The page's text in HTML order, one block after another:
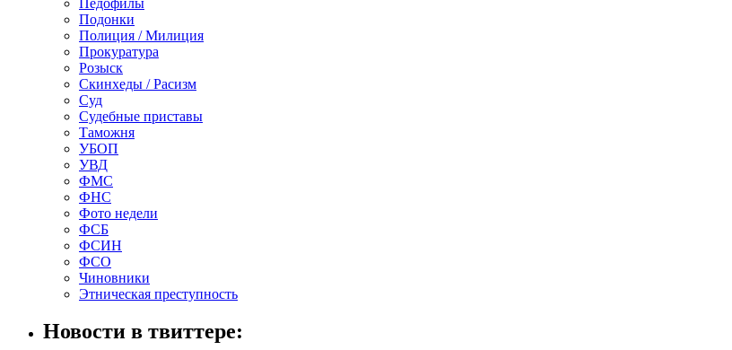
Подонки
Полиция / Милиция
Прокуратура
Розыск
Скинхеды / Расизм
Суд
Судебные приставы
Таможня
УБОП
УВД
ФМС
ФНС
Фото недели
ФСБ
ФСИН
ФСО
Чиновники
Этническая преступность
Новости в твиттере: